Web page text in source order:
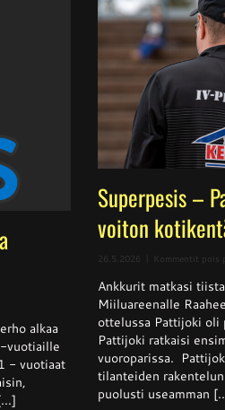
alkaa
vuotiaille
- vuotiaat
Superpesis –
voiton
26.5.2026 Kommentit pois
Ankkurit matkasi
Miiluareenalle
ottelussa Pattijoki
Pattijoki ratkaisi
vuoroparissa.
tilanteiden
puolusti useamman